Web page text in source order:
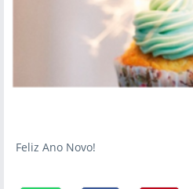
Feliz Ano Novo!